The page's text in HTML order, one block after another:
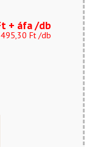
+ áfa /db
495,30 Ft /db